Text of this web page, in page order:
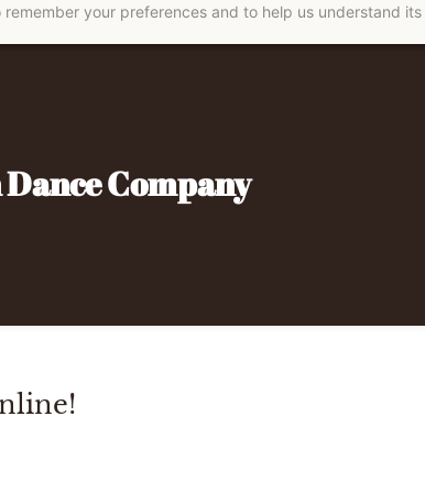
your preferences and to help us understand
Company